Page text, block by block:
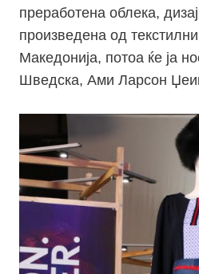
преработена облека,
произведена од
Македонија, потоа ќе ја
Шведска, Ами Ларсон